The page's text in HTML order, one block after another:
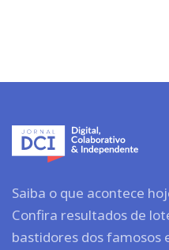
Saiba o que acontece
Confira resultados de
bastidores dos famosos